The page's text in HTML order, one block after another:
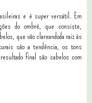
e é super versátil. Em
do ombré, que consiste,
que vão clareandoda raiz às
são a tendência, os tons
final são cabelos com